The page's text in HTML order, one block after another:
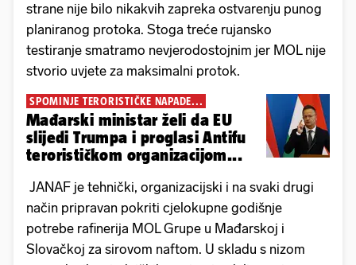
strane nije bilo nikakvih zapreka ostvarenju punog
planiranog protoka. Stoga treće rujansko
testiranje smatramo nevjerodostojnim jer MOL nije
stvorio uvjete za maksimalni protok.
SPOMINJE TERORISTIČKE NAPADE...
Mađarski ministar želi da EU
slijedi Trumpa i proglasi Antifu
terorističkom organizacijom...
JANAF je tehnički, organizacijski i na svaki drugi
način pripravan pokriti cjelokupne godišnje
potrebe rafinerija MOL Grupe u Mađarskoj i
Slovačkoj za sirovom naftom. U skladu s nizom